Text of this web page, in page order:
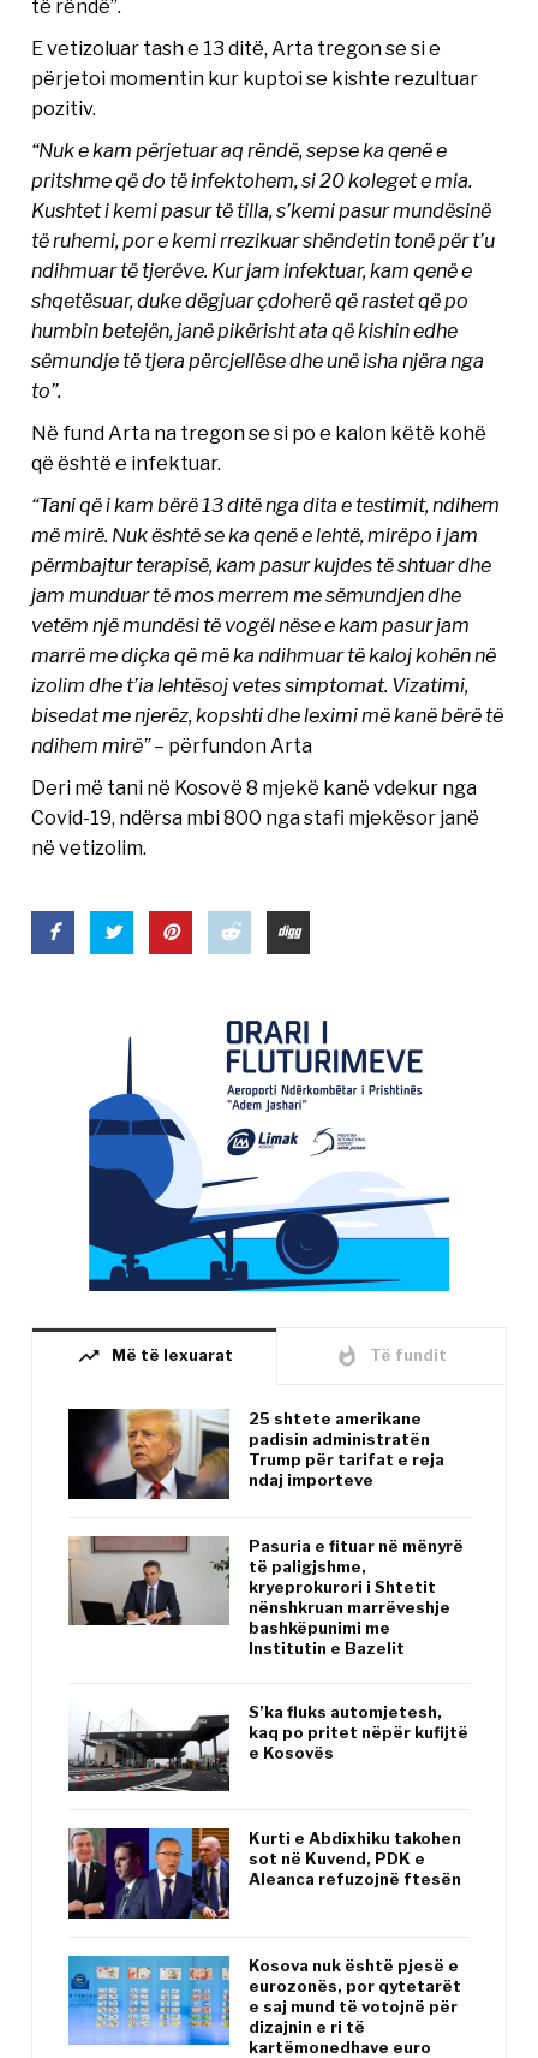
të rëndë”.
E vetizoluar tash e 13 ditë, Arta tregon se si e
përjetoi momentin kur kuptoi se kishte rezultuar
pozitiv.
“Nuk e kam përjetuar aq rëndë, sepse ka qenë e
pritshme që do të infektohem, si 20 koleget e mia.
Kushtet i kemi pasur të tilla, s’kemi pasur mundësinë
të ruhemi, por e kemi rrezikuar shëndetin tonë për t’u
ndihmuar të tjerëve. Kur jam infektuar, kam qenë e
shqetësuar, duke dëgjuar çdoherë që rastet që po
humbin betejën, janë pikërisht ata që kishin edhe
sëmundje të tjera përcjellëse dhe unë isha njëra nga
to”.
Në fund Arta na tregon se si po e kalon këtë kohë
që është e infektuar.
“Tani që i kam bërë 13 ditë nga dita e testimit, ndihem
më mirë. Nuk është se ka qenë e lehtë, mirëpo i jam
përmbajtur terapisë, kam pasur kujdes të shtuar dhe
jam munduar të mos merrem me sëmundjen dhe
vetëm një mundësi të vogël nëse e kam pasur jam
marrë me diçka që më ka ndihmuar të kaloj kohën në
izolim dhe t’ia lehtësoj vetes simptomat. Vizatimi,
bisedat me njerëz, kopshti dhe leximi më kanë bërë të
ndihem mirë”– përfundon Arta
Deri më tani në Kosovë 8 mjekë kanë vdekur nga
Covid-19, ndërsa mbi 800 nga stafi mjekësor janë
në vetizolim.
trending_up Më të lexuarat whatshot Të fundit
25 shtete amerikane
padisin administratën
Trump për tarifat e reja
ndaj importeve
Pasuria e fituar në mënyrë
të paligjshme,
kryeprokurori i Shtetit
nënshkruan marrëveshje
bashkëpunimi me
Institutin e Bazelit
S’ka fluks automjetesh,
kaq po pritet nëpër kufijtë
e Kosovës
Kurti e Abdixhiku takohen
sot në Kuvend, PDK e
Aleanca refuzojnë ftesën
Kosova nuk është pjesë e
eurozonës, por qytetarët
e saj mund të votojnë për
dizajnin e ri të
kartëmonedhave euro